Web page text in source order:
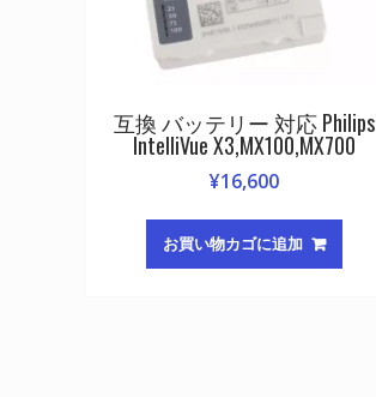
互換 バッテリー 対応 Philips
IntelliVue X3,MX100,MX700
¥16,600
お買い物カゴに追加